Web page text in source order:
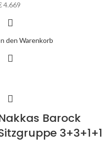
4.669
den Warenkorb
Barock
3+3+1+1